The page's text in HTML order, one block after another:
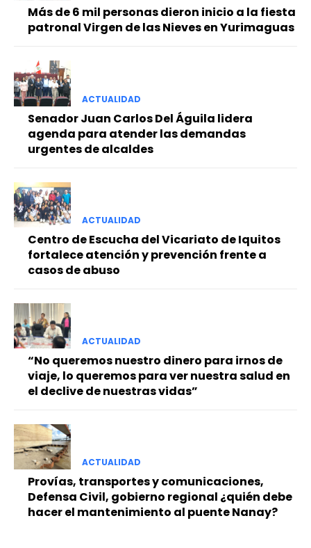
Más de 6 mil personas dieron inicio a la fiesta
patronal Virgen de las Nieves en Yurimaguas
ACTUALIDAD
Senador Juan Carlos Del Águila lidera
agenda para atender las demandas
urgentes de alcaldes
ACTUALIDAD
Centro de Escucha del Vicariato de Iquitos
fortalece atención y prevención frente a
casos de abuso
ACTUALIDAD
“No queremos nuestro dinero para irnos de
viaje, lo queremos para ver nuestra salud en
el declive de nuestras vidas”
ACTUALIDAD
Provías, transportes y comunicaciones,
Defensa Civil, gobierno regional ¿quién debe
hacer el mantenimiento al puente Nanay?